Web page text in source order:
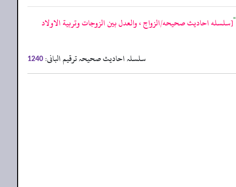
“[سلسله احاديث صحيحه/الزواج ، والعدل بين الزوجات وتربية الاولاد
سلسلہ احادیث صحیحہ ترقیم البانی: 1240